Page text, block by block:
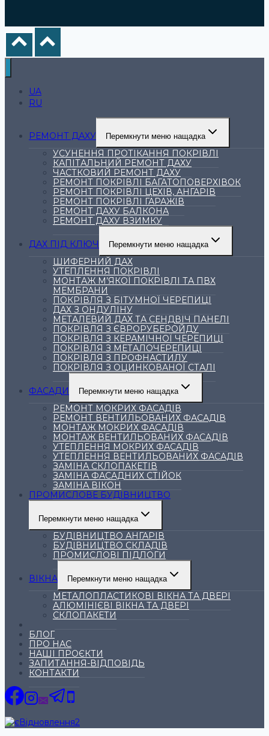
UA
RU
РЕМОНТ ДАХУ Перемкнути меню нащадка
УСУНЕННЯ ПРОТІКАННЯ ПОКРІВЛІ
КАПІТАЛЬНИЙ РЕМОНТ ДАХУ
ЧАСТКОВИЙ РЕМОНТ ДАХУ
РЕМОНТ ПОКРІВЛІ БАГАТОПОВЕРХІВОК
РЕМОНТ ПОКРІВЛІ ЦЕХІВ, АНГАРІВ
РЕМОНТ ПОКРІВЛІ ГАРАЖІВ
РЕМОНТ ДАХУ БАЛКОНА
РЕМОНТ ДАХУ ВЗИМКУ
ДАХ ПІД КЛЮЧ Перемкнути меню нащадка
ШИФЕРНИЙ ДАХ
УТЕПЛЕННЯ ПОКРІВЛІ
МОНТАЖ М’ЯКОЇ ПОКРІВЛІ ТА ПВХ
МЕМБРАНИ
ПОКРІВЛЯ З БІТУМНОЇ ЧЕРЕПИЦІ
ДАХ З ОНДУЛІНУ
МЕТАЛЕВИЙ ДАХ ТА СЕНДВІЧ ПАНЕЛІ
ПОКРІВЛЯ З ЄВРОРУБЕРОЙДУ
ПОКРІВЛЯ З КЕРАМІЧНОЇ ЧЕРЕПИЦІ
ПОКРІВЛЯ З МЕТАЛОЧЕРЕПИЦІ
ПОКРІВЛЯ З ПРОФНАСТИЛУ
ПОКРІВЛЯ З ОЦИНКОВАНОЇ СТАЛІ
ФАСАДИ Перемкнути меню нащадка
РЕМОНТ МОКРИХ ФАСАДІВ
РЕМОНТ ВЕНТИЛЬОВАНИХ ФАСАДІВ
МОНТАЖ МОКРИХ ФАСАДІВ
МОНТАЖ ВЕНТИЛЬОВАНИХ ФАСАДІВ
УТЕПЛЕННЯ МОКРИХ ФАСАДІВ
УТЕПЛЕННЯ ВЕНТИЛЬОВАНИХ ФАСАДІВ
ЗАМІНА СКЛОПАКЕТІВ
ЗАМІНА ФАСАДНИХ СТІЙОК
ЗАМІНА ВІКОН
ПРОМИСЛОВЕ БУДІВНИЦТВО
Перемкнути меню нащадка
БУДІВНИЦТВО АНГАРІВ
БУДІВНИЦТВО СКЛАДІВ
ПРОМИСЛОВІ ПІДЛОГИ
ВІКНА Перемкнути меню нащадка
МЕТАЛОПЛАСТИКОВІ ВІКНА ТА ДВЕРІ
АЛЮМІНІЄВІ ВІКНА ТА ДВЕРІ
СКЛОПАКЕТИ
БЛОГ
ПРО НАС
НАШІ ПРОЄКТИ
ЗАПИТАННЯ-ВІДПОВІДЬ
КОНТАКТИ